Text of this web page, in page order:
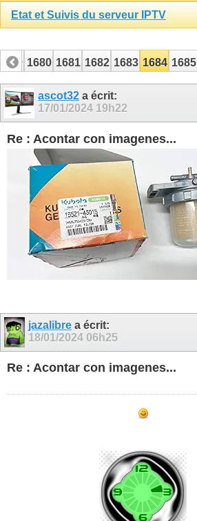
Etat et Suivis du serveur IPTV
1680 1681 1682 1683 1684 1685
1700ascot32 a écrit:
17/01/2024 19h22
Re : Acontar con imagenes...
jazalibre a écrit:
18/01/2024 06h25
Re : Acontar con imagenes...